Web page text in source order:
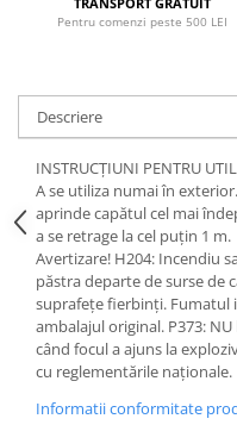
Pentru comenzi peste 500 LEI
Descriere
INSTRUCȚIUNI PENTRU
A se utiliza numai în
aprinde capătul cel mai
a se retrage la cel puțin 1 m.
Avertizare! H204: Incendiu
păstra departe de surse de
suprafețe fierbinți. Fumatul
ambalajul original. P373:
când focul a ajuns la
cu reglementările naționale.
Informatii conformitate